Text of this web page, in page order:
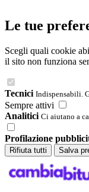
Le tue
Scegli quali cookie
il sito non funziona
Tecnici Indispensabili.
Sempre attivi
Analitici Ci aiutano a
Profilazione
Rifiuta tutti
Salva